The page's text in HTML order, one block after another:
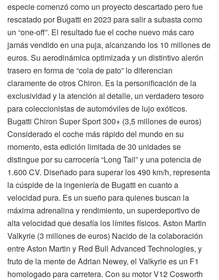
especie comenzó como un proyecto descartado pero fue
rescatado por Bugatti en 2023 para salir a subasta como
un “one-off”. El resultado fue el coche nuevo más caro
jamás vendido en una puja, alcanzando los 10 millones de
euros. Su aerodinámica optimizada y un distintivo alerón
trasero en forma de “cola de pato” lo diferencian
claramente de otros Chiron. Es la personificación de la
exclusividad y la atención al detalle, un verdadero tesoro
para coleccionistas de automóviles de lujo exóticos.
Bugatti Chiron Super Sport 300+ (3,5 millones de euros)
Considerado el coche más rápido del mundo en su
momento, esta edición limitada de 30 unidades se
distingue por su carrocería “Long Tail” y una potencia de
1.600 CV. Diseñado para superar los 490 km/h, representa
la cúspide de la ingeniería de Bugatti en cuanto a
velocidad pura. Es un sueño para quienes buscan la
máxima adrenalina y rendimiento, un superdeportivo de
alta velocidad que desafía los límites físicos. Aston Martin
Valkyrie (3 millones de euros) Nacido de la colaboración
entre Aston Martin y Red Bull Advanced Technologies, y
fruto de la mente de Adrian Newey, el Valkyrie es un F1
homologado para carretera. Con su motor V12 Cosworth